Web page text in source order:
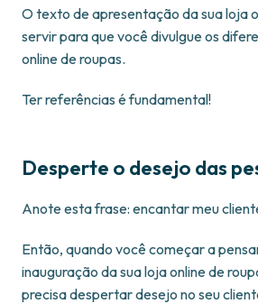
O texto de apresentação da sua loja
servir para que você divulgue os
online de roupas.
Ter referências é fundamental!
Desperte o desejo das
Anote esta frase: encantar meu
Então, quando você começar a
inauguração da sua loja online de
precisa despertar desejo no seu